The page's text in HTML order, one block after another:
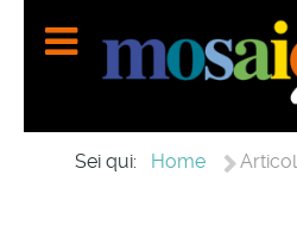
Sei qui: Home